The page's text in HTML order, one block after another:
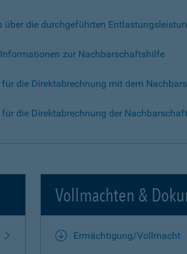
über die durchgeführten
zur Nachbarschaftshilfe
die Direktabrechnung mit dem
die Direktabrechnung der
Vollmachten &
Ermächtigung/Vollmacht